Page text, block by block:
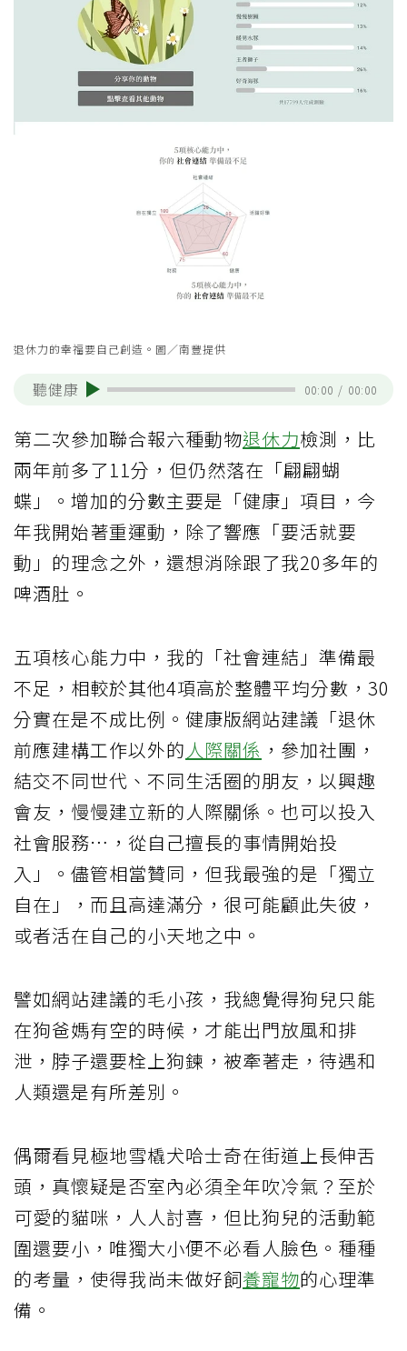
退休力的幸福要自己創造。圖／南豐提供
聽健康 00:00 / 00:00
第二次參加聯合報六種動物退休力檢測，比
兩年前多了11分，但仍然落在「翩翩蝴
蝶」。增加的分數主要是「健康」項目，今
年我開始著重運動，除了響應「要活就要
動」的理念之外，還想消除跟了我20多年的
啤酒肚。
五項核心能力中，我的「社會連結」準備最
不足，相較於其他4項高於整體平均分數，30
分實在是不成比例。健康版網站建議「退休
前應建構工作以外的 人際關係 ，參加社團，
結交不同世代、不同生活圈的朋友，以興趣
會友，慢慢建立新的人際關係。也可以投入
社會服務…，從自己擅長的事情開始投
入」。儘管相當贊同，但我最強的是「獨立
自在」，而且高達滿分，很可能顧此失彼，
或者活在自己的小天地之中。
譬如網站建議的毛小孩，我總覺得狗兒只能
在狗爸媽有空的時候，才能出門放風和排
泄，脖子還要栓上狗鍊，被牽著走，待遇和
人類還是有所差別。
偶爾看見極地雪橇犬哈士奇在街道上長伸舌
頭，真懷疑是否室內必須全年吹冷氣？至於
可愛的貓咪，人人討喜，但比狗兒的活動範
圍還要小，唯獨大小便不必看人臉色。種種
的考量，使得我尚未做好飼養寵物的心理準
備。